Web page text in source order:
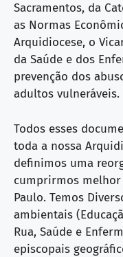
Sacramentos, da
as Normas
Arquidiocese, o
da Saúde e dos
prevenção dos
adultos vulneráveis.
Todos esses
toda a nossa
definimos uma
cumprirmos melhor
Paulo. Temos
ambientais
Rua, Saúde e
episcopais